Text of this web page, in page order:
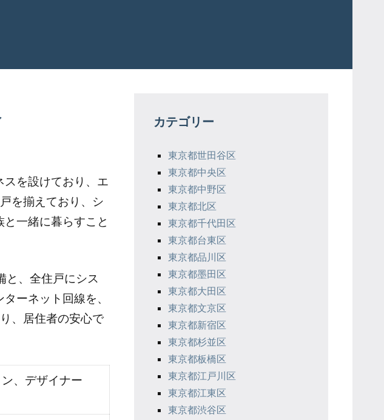
を設けており、エ
を揃えており、シ
一緒に暮らすこと
と、全住戸にシス
ーネット回線を、
、居住者の安心で
、デザイナー
カテゴリー
東京都世田谷区
東京都中央区
東京都中野区
東京都北区
東京都千代田区
東京都台東区
東京都品川区
東京都墨田区
東京都大田区
東京都文京区
東京都新宿区
東京都杉並区
東京都板橋区
東京都江戸川区
東京都江東区
東京都渋谷区